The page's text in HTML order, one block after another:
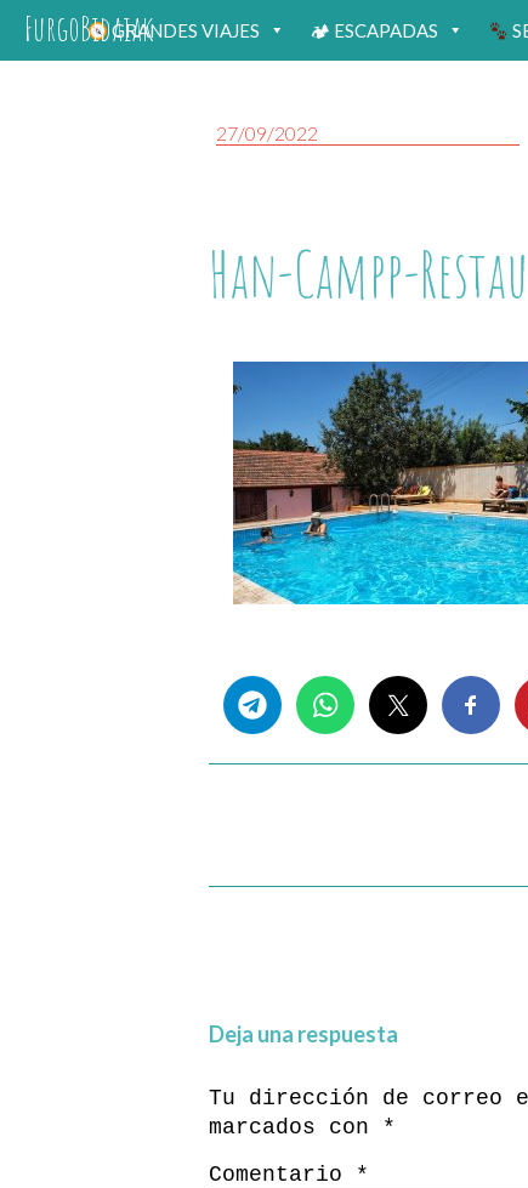
FurgoBidaiakGRANDES VIAJES 🏕 ESCAPADAS
27/09/2022
Han-Campp-
Deja una respuesta
Tu dirección de correo
marcados con *
Comentario *